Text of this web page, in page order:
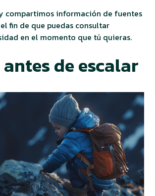
compartimos información de fuentes
fin de que puedas consultar
en el momento que tú quieras.
de escalar